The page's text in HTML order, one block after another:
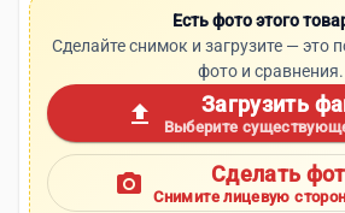
Есть фото этого
Сделайте снимок и загрузите — это
фото и сравнения.
upload Загрузить
Выберите
photo_camera Сделать
Снимите лицевую